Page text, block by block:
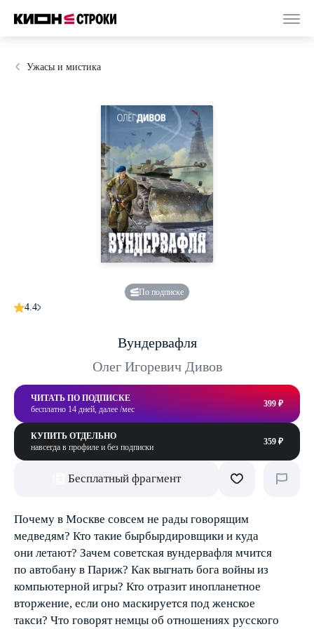
Ужасы и мистика
По подписке
4.4
Вундервафля
Олег Игоревич Дивов
ЧИТАТЬ ПО ПОДПИСКЕ
бесплатно 14 дней, далее /мес
399 ₽
КУПИТЬ ОТДЕЛЬНО
навсегда в профиле и без подписки
359 ₽
Бесплатный фрагмент
Почему в Москве совсем не рады говорящим
медведям? Кто такие бырбырдировщики и куда
они летают? Зачем советская вундервафля мчится
по автобану в Париж? Как выгнать бога войны из
компьютерной игры? Кто отразит инопланетное
вторжение, если оно маскируется под женское
такси? Что говорят немцы об отношениях русского